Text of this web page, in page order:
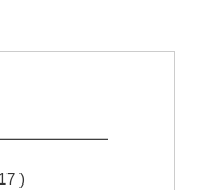
)